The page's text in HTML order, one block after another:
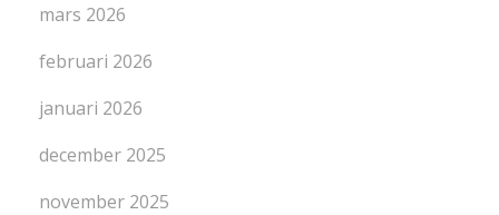
mars 2026
februari 2026
januari 2026
december 2025
november 2025